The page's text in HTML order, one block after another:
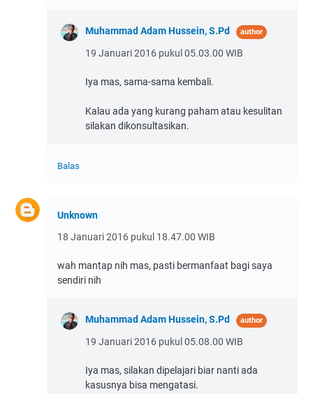
Muhammad Adam Hussein, S.Pd
19 Januari 2016 pukul 05.03.00 WIB
Iya mas, sama-sama kembali.
Kalau ada yang kurang paham atau kesulitan
silakan dikonsultasikan.
Balas
Unknown
18 Januari 2016 pukul 18.47.00 WIB
wah mantap nih mas, pasti bermanfaat bagi saya
sendiri nih
Muhammad Adam Hussein, S.Pd
19 Januari 2016 pukul 05.08.00 WIB
Iya mas, silakan dipelajari biar nanti ada
kasusnya bisa mengatasi.